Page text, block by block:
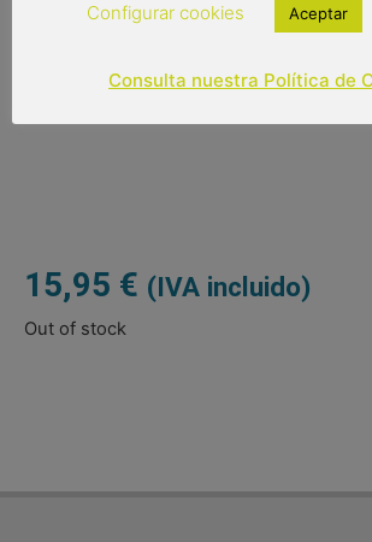
-Medidas del abanico: 23 cm de largo /
-Medidas de la caja de cartón:
15,95 € (IVA incluido)
Out of stock
Configurar cookies Aceptar
Consulta nuestra Política de